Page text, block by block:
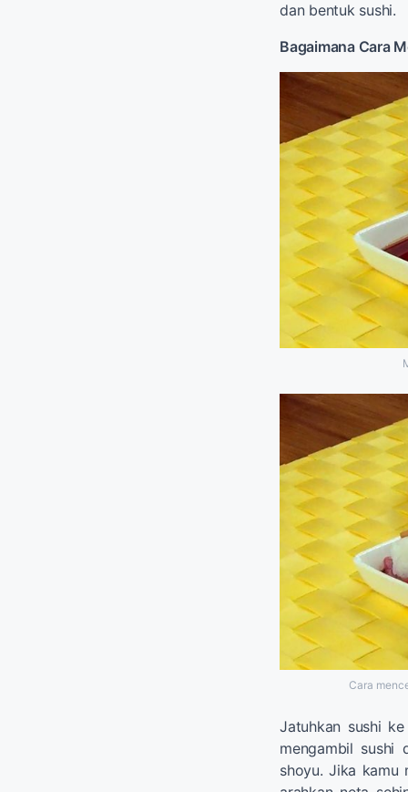
dan bentuk sushi.
Bagaimana Cara
Cara
Jatuhkan sushi
mengambil sushi
shoyu. Jika kamu